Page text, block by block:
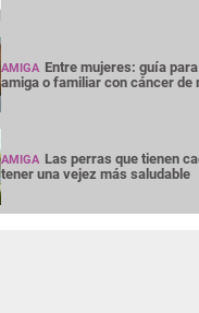
AMIGA Entre mujeres: guía
amiga o familiar con cáncer de
AMIGA Las perras que tienen
tener una vejez más saludable